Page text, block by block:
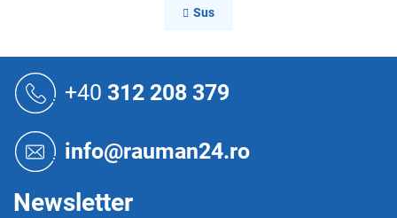
n
o
u
i
s
n
e
Sus
+40 312 208 379
info@rauman24.ro
Newsletter